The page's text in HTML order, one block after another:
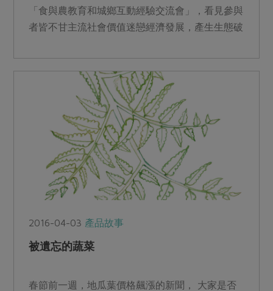
「食與農教育和城鄉互動經驗交流會」，看見參與
者皆不甘主流社會價值迷戀經濟發展，產生生態破
2016-04-03 產品故事
被遺忘的蔬菜
春節前一週，地瓜葉價格飆漲的新聞， 大家是否